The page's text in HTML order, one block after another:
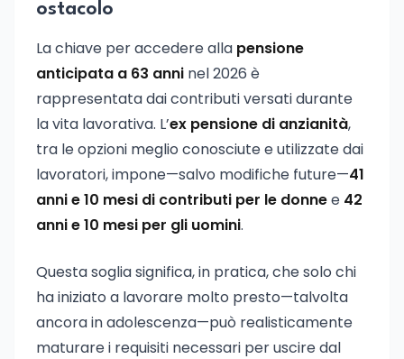
ostacolo
La chiave per accedere alla pensione
anticipata a 63 anni nel 2026 è
rappresentata dai contributi versati durante
la vita lavorativa. L’ex pensione di anzianità,
tra le opzioni meglio conosciute e utilizzate dai
lavoratori, impone—salvo modifiche future—41
anni e 10 mesi di contributi per le donnee 42
anni e 10 mesi per gli uomini.
Questa soglia significa, in pratica, che solo chi
ha iniziato a lavorare molto presto—talvolta
ancora in adolescenza—può realisticamente
maturare i requisiti necessari per uscire dal